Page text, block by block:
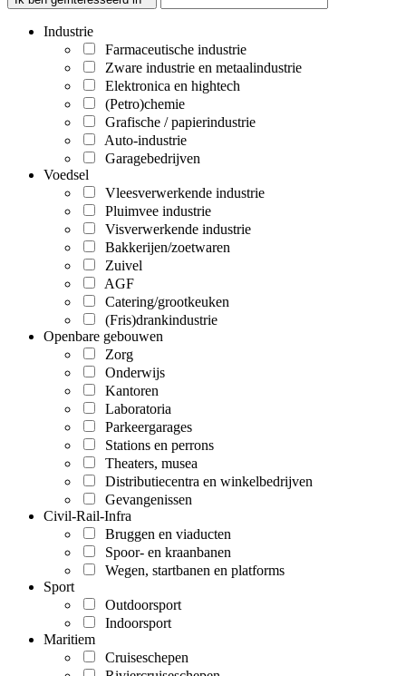
Industrie
Farmaceutische industrie
Zware industrie en metaalindustrie
Elektronica en hightech
(Petro)chemie
Grafische / papierindustrie
Auto-industrie
Garagebedrijven
Voedsel
Vleesverwerkende industrie
Pluimvee industrie
Visverwerkende industrie
Bakkerijen/zoetwaren
Zuivel
AGF
Catering/grootkeuken
(Fris)drankindustrie
Openbare gebouwen
Zorg
Onderwijs
Kantoren
Laboratoria
Parkeergarages
Stations en perrons
Theaters, musea
Distributiecentra en winkelbedrijven
Gevangenissen
Civil-Rail-Infra
Bruggen en viaducten
Spoor- en kraanbanen
Wegen, startbanen en platforms
Sport
Outdoorsport
Indoorsport
Maritiem
Cruiseschepen